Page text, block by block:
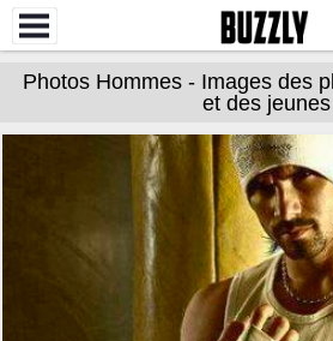
Photos Hommes - Images des
et des jeunes